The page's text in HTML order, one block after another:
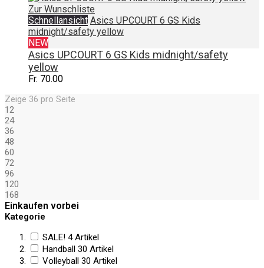
Zur Wunschliste
Schnellansicht Asics UPCOURT 6 GS Kids
midnight/safety yellow
NEW
Asics UPCOURT 6 GS Kids midnight/safety
yellow
Fr. 70.00
Zeige 36 pro Seite
12
24
36
48
60
72
96
120
168
Einkaufen vorbei
Kategorie
SALE! 4Artikel
Handball 30 Artikel
Volleyball 30 Artikel